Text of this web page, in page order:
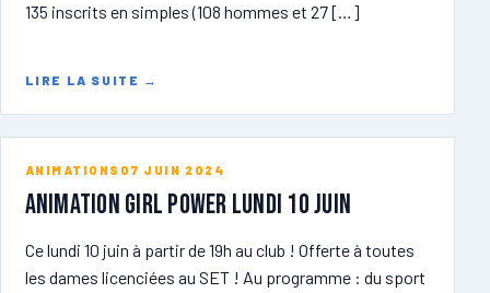
135 inscrits en simples (108 hommes et 27 […]
LIRE LA SUITE →
ANIMATIONS 07 JUIN 2024
ANIMATION GIRL POWER lundi 10 juin
Ce lundi 10 juin à partir de 19h au club ! Offerte à toutes
les dames licenciées au SET ! Au programme : du sport